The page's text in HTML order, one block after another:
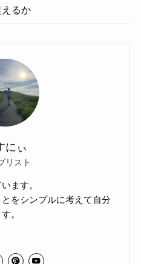
るか
にぃ
リスト
ます。
をシンプルに考えて自分
。